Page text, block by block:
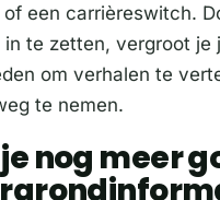
een carrièreswitch.
te zetten, vergroot je
om verhalen te
te nemen.
nog meer